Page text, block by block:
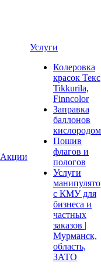
Акции
Услуги
Колеровка
красок
Tikkurila,
Finncolor
Заправка
баллонов
кислородом
Пошив
флагов и
пологов
Услуги
с КМУ для
бизнеса и
частных
заказов |
Мурманск,
область,
ЗАТО